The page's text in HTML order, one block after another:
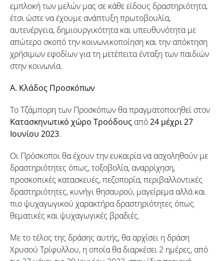
εμπλοκή των μελών μας σε κάθε είδους δραστηριότητα,
έτσι ώστε να έχουμε ανάπτυξη πρωτοβουλία,
αυτενέργεια, δημιουργικότητα και υπευθυνότητα με
απώτερο σκοπό την κοινωνικοποίηση και την απόκτηση
χρήσιμων εφοδίων για τη μετέπειτα ένταξη των παιδιών
στην κοινωνία.
Α. Κλάδος Προσκόπων
Το Τζάμπορη των Προσκόπων θα πραγματοποιηθεί στον
Κατασκηνωτικό χώρο Τροόδους από24 μέχρι 27
Ιουνίου 2023.
Οι Πρόσκοποι θα έχουν την ευκαιρία να ασχοληθούν με
δραστηριότητες όπως, τοξοβολία, αναρρίχηση,
προσκοπικές κατασκευές, πεζοπορία, περιβαλλοντικές
δραστηριότητες, κυνήγι θησαυρού, μαγείρεμα αλλά και
πιο ψυχαγωγικού χαρακτήρα δραστηριότητες όπως
θεματικές και ψυχαγωγικές βραδιές.
Με το τέλος της δράσης αυτής, θα αρχίσει η δράση
Χρυσού Τρίφυλλου, η οποία θα διαρκέσει 2 ημέρες, από